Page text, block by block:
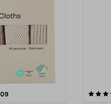
recensioner
5 stjärnor